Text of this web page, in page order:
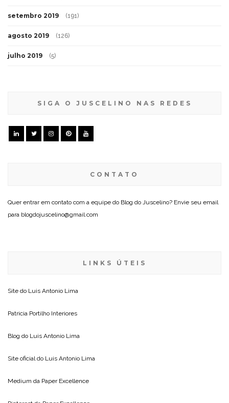
setembro 2019 (191)
agosto 2019 (126)
julho 2019 (5)
SIGA O JUSCELINO NAS REDES
CONTATO
Quer entrar em contato com a equipe do Blog do Juscelino? Envie seu email
para blogdojuscelino@gmail.com
LINKS ÚTEIS
Site do Luis Antonio Lima
Patricia Portilho Interiores
Blog do Luis Antonio Lima
Site oficial do Luis Antonio Lima
Medium da Paper Excellence